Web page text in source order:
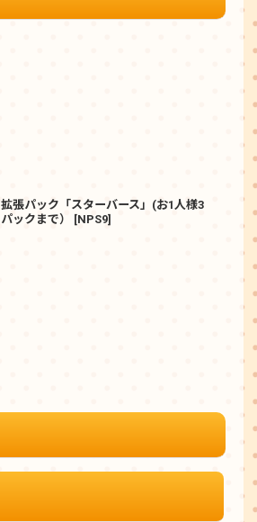
拡張パック「スターバース」(お1人様3
パックまで）
[NPS9]
拡
人
780
税込